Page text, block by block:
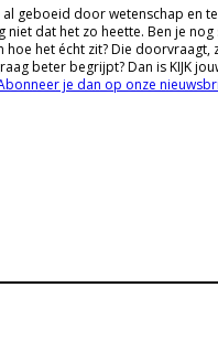
al geboeid door wetenschap en
niet dat het zo heette. Ben je
hoe het écht zit? Die doorvraagt,
beter begrijpt? Dan is KIJK
je dan op onze